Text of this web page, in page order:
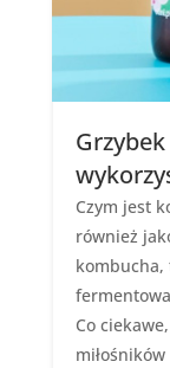
Czym jest
również
Co